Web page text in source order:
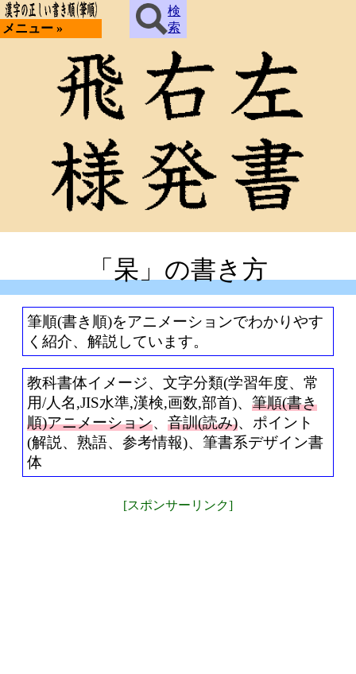
メニュー »
検
索
「杲」の書き方
筆順(書き順)をアニメーションでわかりやす
く紹介、解説しています。
教科書体イメージ、文字分類(学習年度、常
用/人名,JIS水準,漢検,画数,部首)、 筆順(書き
順)アニメーション、 音訓(読み)、ポイント
(解説、熟語、参考情報)、筆書系デザイン書
体
[スポンサーリンク]